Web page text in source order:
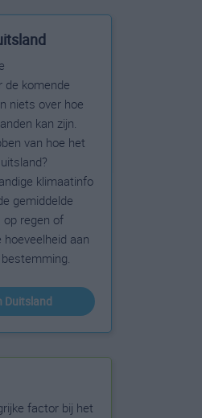
de komende
niets over hoe
kan zijn.
van hoe het
klimaatinfo
gemiddelde
regen of
aan
Duitsland
factor bij het